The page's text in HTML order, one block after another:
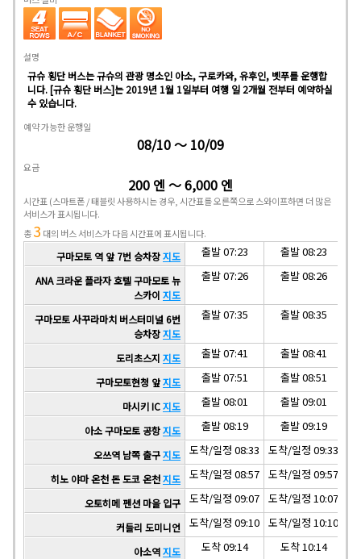
설명
규슈 횡단 버스는 규슈의 관광 명소인 아소, 구로카와, 유후인, 벳푸를 운행합
니다. [규슈 횡단 버스]는 2019년 1월 1일부터 여행 일 2개월 전부터 예약하실
수 있습니다.
예약 가능한 운행일
08/10 ～ 10/09
요금
200 엔 ～ 6,000 엔
시간표(스마트폰 / 태블릿 사용하시는 경우, 시간표를 오른쪽으로 스와이프하면 더 많은
서비스가 표시됩니다.
총3 대의 버스 서비스가 다음 시간표에 표시됩니다.
구마모토 역 앞 7번 승차장지도 출발 07:23 출발 08:23
ANA 크라운 플라자 호텔 구마모토 뉴
스카이 지도
출발 07:26 출발 08:26
구마모토 사꾸라마치 버스터미널 6번
승차장지도
출발 07:35 출발 08:35
도리초스지 지도 출발 07:41 출발 08:41
구마모토현청 앞지도 출발 07:51 출발 08:51
마시키 IC지도 출발 08:01 출발 09:01
아소 구마모토 공항지도 출발 08:19 출발 09:19
오쓰역 남쪽 출구지도 도착/일정 08:33 도착/일정 09:33
히노 야마 온천 돈 도코 온천지도 도착/일정 08:57 도착/일정 09:57
오토히메 펜션 마을 입구 도착/일정 09:07 도착/일정 10:07
커들리 도미니언 도착/일정 09:10 도착/일정 10:10
아소역지도 도착 09:14 도착 10:14